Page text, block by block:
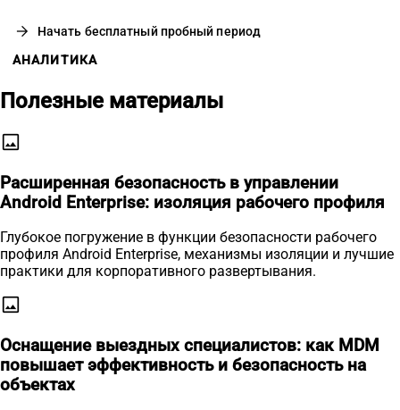
arrow_forward
Начать бесплатный пробный период
АНАЛИТИКА
Полезные материалы
image
Расширенная безопасность в управлении
Android Enterprise: изоляция рабочего профиля
Глубокое погружение в функции безопасности рабочего
профиля Android Enterprise, механизмы изоляции и лучшие
практики для корпоративного развертывания.
image
Оснащение выездных специалистов: как MDM
повышает эффективность и безопасность на
объектах